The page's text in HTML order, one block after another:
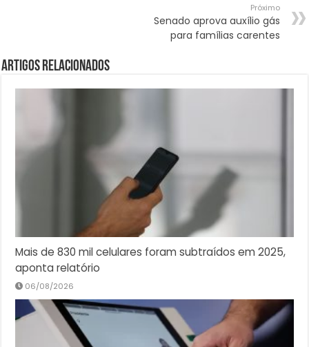
Próximo
Senado aprova auxílio gás
para famílias carentes
Artigos Relacionados
Mais de 830 mil celulares foram subtraídos em 2025,
aponta relatório
06/08/2026